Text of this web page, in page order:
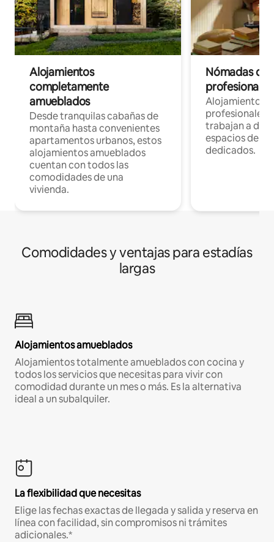
Alojamientos
completamente
amueblados
Desde tranquilas cabañas de
montaña hasta convenientes
apartamentos urbanos, estos
alojamientos amueblados
cuentan con todos las
comodidades de una
vivienda.
Nómadas
Alojamientos
profesionales
trabajan a
espacios de
dedicados.
Comodidades y ventajas para estadías
largas
Alojamientos amueblados
Alojamientos totalmente amueblados con cocina y
todos los servicios que necesitas para vivir con
comodidad durante un mes o más. Es la alternativa
ideal a un subalquiler.
La flexibilidad que necesitas
Elige las fechas exactas de llegada y salida y reserva en
línea con facilidad, sin compromisos ni trámites
adicionales.*